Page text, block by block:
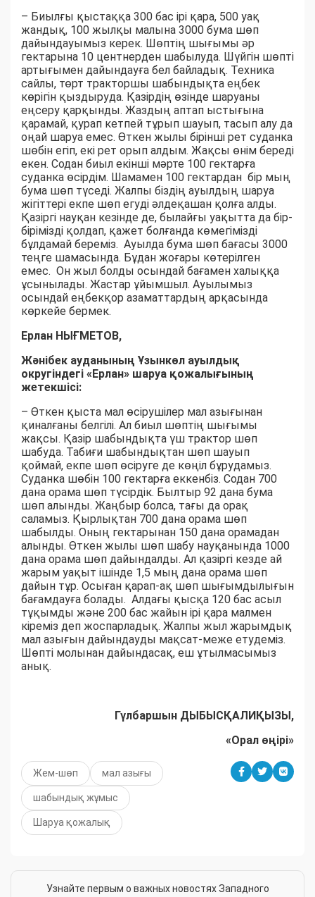
– Биылғы қыстаққа 300 бас ірі қара, 500 уақ
жандық, 100 жылқы малына 3000 бума шөп
дайындауымыз керек. Шөптің шығымы әр
гектарына 10 центнерден шабылуда. Шүйгін шөпті
артығымен дайындауға бел байладық. Техника
сайлы, төрт тракторшы шабындықта еңбек
көрігін қыздыруда. Қазірдің өзінде шаруаны
еңсеру қарқынды. Жаздың аптап ыстығына
қарамай, қурап кетпей тұрып шауып, тасып алу да
оңай шаруа емес. Өткен жылы бірінші рет суданка
шөбін егіп, екі рет орып алдым. Жақсы өнім береді
екен. Содан биыл екінші мәрте 100 гектарға
суданка өсірдім. Шамамен 100 гектардан бір мың
бума шөп түседі. Жалпы біздің ауылдың шаруа
жігіттері екпе шөп егуді әлдеқашан қолға алды.
Қазіргі науқан кезінде де, былайғы уақытта да бір-
бірімізді қолдап, қажет болғанда көмегімізді
бұлдамай береміз. Ауылда бума шөп бағасы 3000
теңге шамасында. Бұдан жоғары көтерілген
емес. Он жыл болды осындай бағамен халыққа
ұсынылады. Жастар ұйымшыл. Ауылымыз
осындай еңбекқор азаматтардың арқасында
көркейе бермек.
Ерлан НЫҒМЕТОВ,
Жәнібек ауданының Ұзынкөл ауылдық
округіндегі «Ерлан» шаруа қожалығының
жетекшісі:
– Өткен қыста мал өсірушілер мал азығынан
қиналғаны белгілі. Ал биыл шөптің шығымы
жақсы. Қазір шабындықта үш трактор шөп
шабуда. Табиғи шабындықтан шөп шауып
қоймай, екпе шөп өсіруге де көңіл бұрудамыз.
Суданка шөбін 100 гектарға еккенбіз. Содан 700
дана орама шөп түсірдік. Былтыр 92 дана бума
шөп алынды. Жаңбыр болса, тағы да орақ
саламыз. Қырлықтан 700 дана орама шөп
шабылды. Оның гектарынан 150 дана орамадан
алынды. Өткен жылы шөп шабу науқанында 1000
дана орама шөп дайындалды. Ал қазіргі кезде ай
жарым уақыт ішінде 1,5 мың дана орама шөп
дайын тұр. Осыған қарап-ақ шөп шығымдылығын
бағамдауға болады. Алдағы қысқа 120 бас асыл
тұқымды және 200 бас жайын ірі қара малмен
кіреміз деп жоспарладық. Жалпы жыл жарымдық
мал азығын дайындауды мақсат-меже етудеміз.
Шөпті молынан дайындасақ, еш ұтылмасымыз
анық.
Гүлбаршын ДЫБЫСҚАЛИҚЫЗЫ,
«Орал өңірі»
Жем-шөп мал азығы
шабындық жұмыс
Шаруа қожалық
Узнайте первым о важных новостях Западного